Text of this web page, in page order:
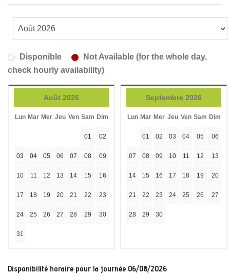
Disponible
Not Available (for the whole day,
check hourly availability)
Août 2026
Lun Mar Mer Jeu Ven Sam Dim
01 02
03 04 05 06 07 08 09
10 11 12 13 14 15 16
17 18 19 20 21 22 23
24 25 26 27 28 29 30
31
Septembre 2026
Lun Mar Mer Jeu Ven Sam Dim
01 02 03 04 05 06
07 08 09 10 11 12 13
14 15 16 17 18 19 20
21 22 23 24 25 26 27
28 29 30
Disponibilité horaire pour la journée 06/08/2026